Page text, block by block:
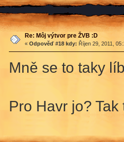
Re: Môj výtvor pre ŽVB :D
« Odpověď #18 kdy: Říjen 29, 2011,
Mně se to taky
Pro Havr jo?